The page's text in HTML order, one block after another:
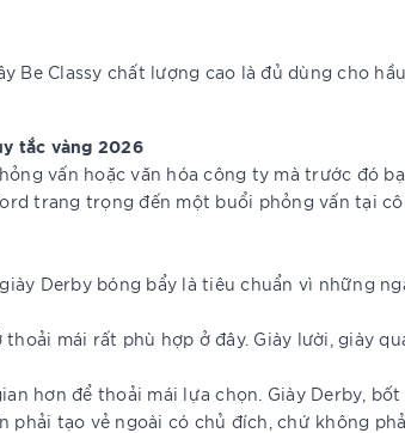
Be Classy chất lượng cao là đủ dùng cho
tắc vàng 2026
vấn hoặc văn hóa công ty mà trước đó
trang trọng đến một buổi phỏng vấn tại
Derby bóng bẩy là tiêu chuẩn vì những
mái rất phù hợp ở đây. Giày lười, giày
hơn để thoải mái lựa chọn. Giày Derby,
tạo vẻ ngoài có chủ đích, chứ không